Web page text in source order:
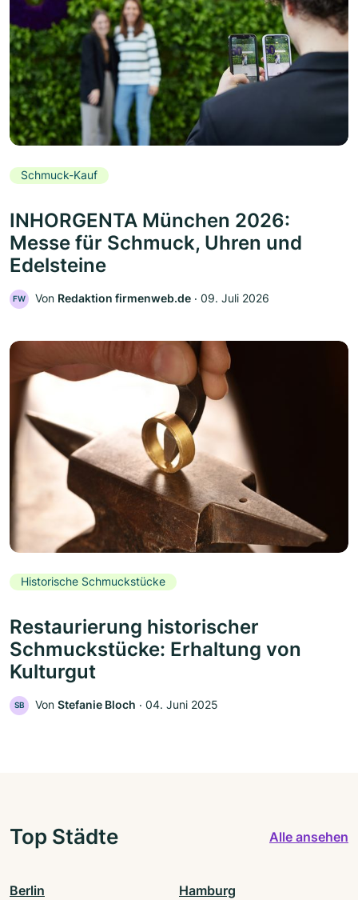
Schmuck-Kauf
INHORGENTA München 2026:
Messe für Schmuck, Uhren und
Edelsteine
FW Von Redaktion firmenweb.de ‧ 09. Juli 2026
Historische Schmuckstücke
Restaurierung historischer
Schmuckstücke: Erhaltung von
Kulturgut
SB Von Stefanie Bloch ‧ 04. Juni 2025
Top Städte Alle ansehen
Berlin Hamburg